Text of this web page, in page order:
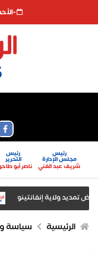
-اﻷحد 9 أغسطس,
رئيس
مجلس الإدارة
شريف عبد الغني
رئيس
التحرير
ناصر أبو
ولاية إنفانتينو
الرئيسية سياسة